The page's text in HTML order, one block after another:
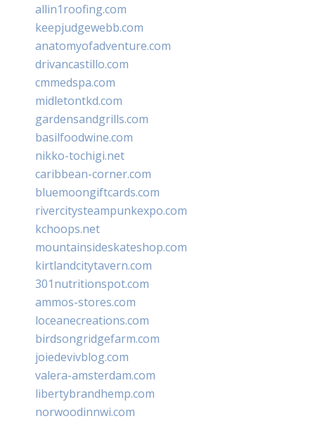
allin1roofing.com
keepjudgewebb.com
anatomyofadventure.com
drivancastillo.com
cmmedspa.com
midletontkd.com
gardensandgrills.com
basilfoodwine.com
nikko-tochigi.net
caribbean-corner.com
bluemoongiftcards.com
rivercitysteampunkexpo.com
kchoops.net
mountainsideskateshop.com
kirtlandcitytavern.com
301nutritionspot.com
ammos-stores.com
loceanecreations.com
birdsongridgefarm.com
joiedevivblog.com
valera-amsterdam.com
libertybrandhemp.com
norwoodinnwi.com